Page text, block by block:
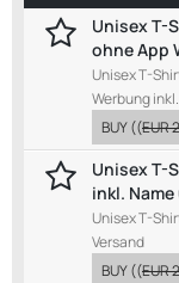
Unisex T-
ohne App
Unisex T-
Werbung
BUY((EUR
Unisex T-
inkl.
Unisex T-
Versand
BUY((EUR